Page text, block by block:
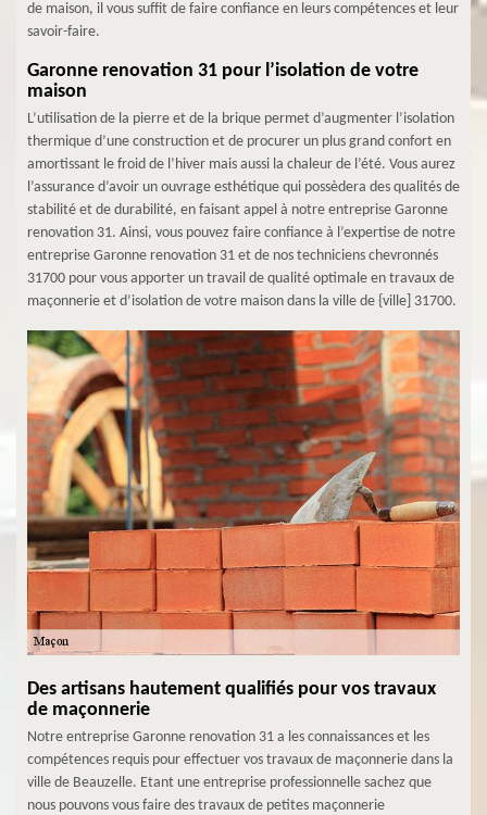
de maison, il vous suffit de faire confiance en leurs compétences et leur
savoir-faire.
Garonne renovation 31 pour l’isolation de votre
maison
L’utilisation de la pierre et de la brique permet d’augmenter l’isolation
thermique d’une construction et de procurer un plus grand confort en
amortissant le froid de l’hiver mais aussi la chaleur de l’été. Vous aurez
l’assurance d’avoir un ouvrage esthétique qui possèdera des qualités de
stabilité et de durabilité, en faisant appel à notre entreprise Garonne
renovation 31. Ainsi, vous pouvez faire confiance à l’expertise de notre
entreprise Garonne renovation 31 et de nos techniciens chevronnés
31700 pour vous apporter un travail de qualité optimale en travaux de
maçonnerie et d’isolation de votre maison dans la ville de {ville] 31700.
Des artisans hautement qualifiés pour vos travaux
de maçonnerie
Notre entreprise Garonne renovation 31 a les connaissances et les
compétences requis pour effectuer vos travaux de maçonnerie dans la
ville de Beauzelle. Etant une entreprise professionnelle sachez que
nous pouvons vous faire des travaux de petites maçonnerie